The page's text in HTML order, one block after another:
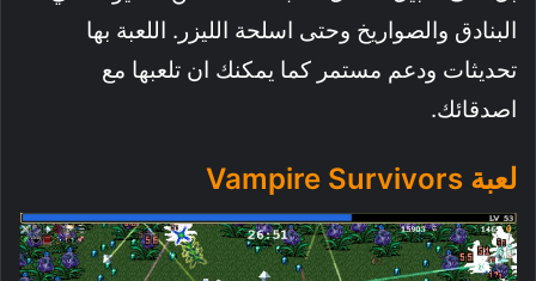
البنادق والصواريخ وحتى اسلحة الليزر. اللعبة بها
تحديثات ودعم مستمر كما يمكنك ان تلعبها مع
اصدقائك.
لعبة Vampire Survivors